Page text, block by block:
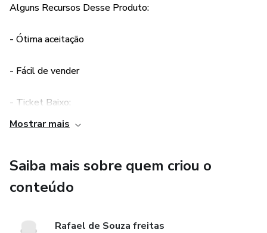
Alguns Recursos Desse Produto:
- Ótima aceitação
- Fácil de vender
- Ticket Baixo;
*** COMISSÃO ***
Excelente oportunidade para quem faz Facebookads e
Mostrar mais
Saiba mais sobre quem criou o
conteúdo
Rafael de Souza freitas